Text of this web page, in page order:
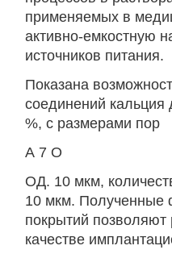
применяемых в
активно-емкостную
источников питания.
Показана
соединений
%, с размерами пор
А 7 О
ОД. 10 мкм,
10 мкм. Полученные
покрытий
качестве